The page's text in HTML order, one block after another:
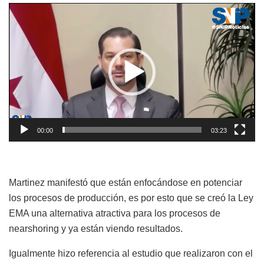
Reproductor
de
vídeo
00:00 03:23
Martinez manifestó que están enfocándose en potenciar
los procesos de producción, es por esto que se creó la Ley
EMA una alternativa atractiva para los procesos de
nearshoring y ya están viendo resultados.
Igualmente hizo referencia al estudio que realizaron con el